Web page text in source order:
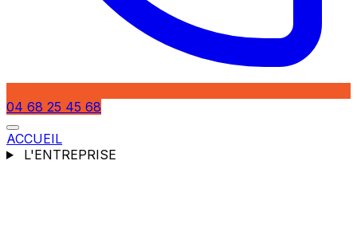
04 68 25 45 68
ACCUEIL
L'ENTREPRISE